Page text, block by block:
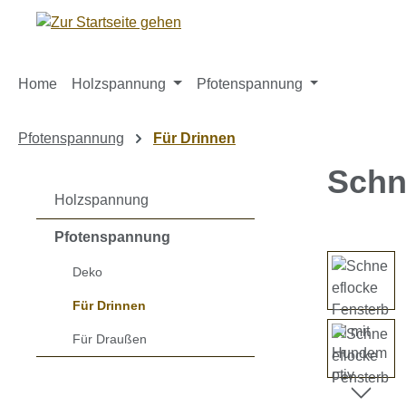
Hauptinhalt springen
Zur Suche springen
Zur Hauptnavigation springen
Home Holzspannung Pfotenspannung
Pfotenspannung Für Drinnen
Holzspannung
Pfotenspannung
Deko
Für Drinnen
Für Draußen